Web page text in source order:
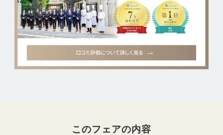
このフェアの内容